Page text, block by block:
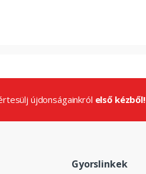
újdonságainkról első kézből!
Gyorslinkek